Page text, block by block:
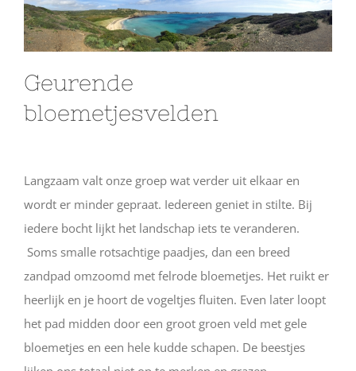
Geurende
bloemetjesvelden
Langzaam valt onze groep wat verder uit elkaar en
wordt er minder gepraat. Iedereen geniet in stilte. Bij
iedere bocht lijkt het landschap iets te veranderen.
Soms smalle rotsachtige paadjes, dan een breed
zandpad omzoomd met felrode bloemetjes. Het ruikt er
heerlijk en je hoort de vogeltjes fluiten. Even later loopt
het pad midden door een groot groen veld met gele
bloemetjes en een hele kudde schapen. De beestjes